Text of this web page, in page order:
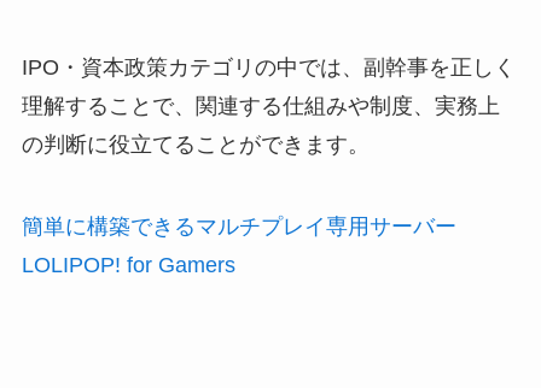
IPO・資本政策カテゴリの中では、副幹事を正しく
理解することで、関連する仕組みや制度、実務上
の判断に役立てることができます。
簡単に構築できるマルチプレイ専用サーバー
LOLIPOP! for Gamers